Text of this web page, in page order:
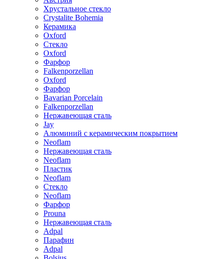
Хрустальное стекло
Crystalite Bohemia
Керамика
Oxford
Стекло
Oxford
Фарфор
Falkenporzellan
Oxford
Фарфор
Bavarian Porcelain
Falkenporzellan
Нержавеющая сталь
Jay
Алюминий с керамическим покрытием
Neoflam
Нержавеющая сталь
Neoflam
Пластик
Neoflam
Стекло
Neoflam
Фарфор
Prouna
Нержавеющая сталь
Adpal
Парафин
Adpal